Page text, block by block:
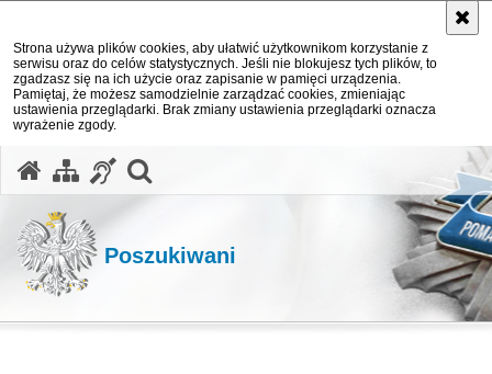
Strona używa plików cookies, aby ułatwić użytkownikom korzystanie z
serwisu oraz do celów statystycznych. Jeśli nie blokujesz tych plików, to
zgadzasz się na ich użycie oraz zapisanie w pamięci urządzenia.
Pamiętaj, że możesz samodzielnie zarządzać cookies, zmieniając
ustawienia przeglądarki. Brak zmiany ustawienia przeglądarki oznacza
wyrażenie zgody.
Poszukiwani